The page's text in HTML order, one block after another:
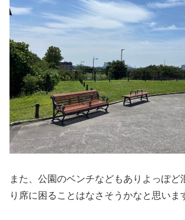
また、公園のベンチなどもありよっぽど
り席に困ることはなさそうかなと思いま